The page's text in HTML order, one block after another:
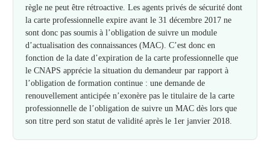
règle ne peut être rétroactive. Les agents privés de sécurité dont
la carte professionnelle expire avant le 31 décembre 2017 ne
sont donc pas soumis à l’obligation de suivre un module
d’actualisation des connaissances (MAC). C’est donc en
fonction de la date d’expiration de la carte professionnelle que
le CNAPS apprécie la situation du demandeur par rapport à
l’obligation de formation continue : une demande de
renouvellement anticipée n’exonère pas le titulaire de la carte
professionnelle de l’obligation de suivre un MAC dès lors que
son titre perd son statut de validité après le 1er janvier 2018.